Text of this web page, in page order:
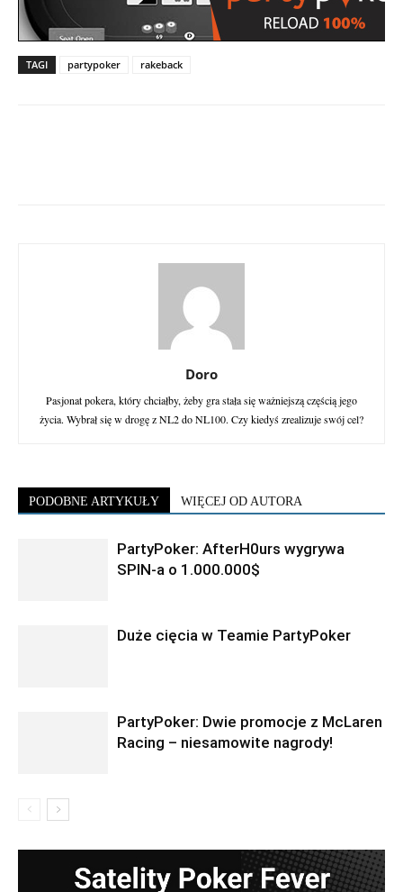
TAGI partypoker rakeback
Doro
Pasjonat pokera, który chciałby, żeby gra stała się ważniejszą częścią jego
życia. Wybrał się w drogę z NL2 do NL100. Czy kiedyś zrealizuje swój cel?
PODOBNE ARTYKUŁY WIĘCEJ OD AUTORA
PartyPoker: AfterH0urs wygrywa
SPIN-a o 1.000.000$
Duże cięcia w Teamie PartyPoker
PartyPoker: Dwie promocje z McLaren
Racing – niesamowite nagrody!